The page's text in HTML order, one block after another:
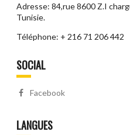
Adresse: 84,rue 8600 Z.I
Tunisie.
Téléphone: + 216 71 206 442
SOCIAL
Facebook
LANGUES